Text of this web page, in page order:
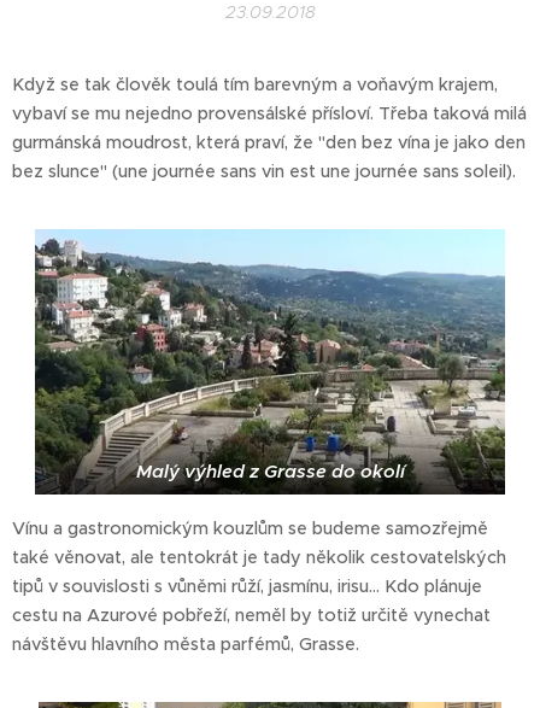
23.09.2018
Když se tak člověk toulá tím barevným a voňavým krajem,
vybaví se mu nejedno provensálské přísloví. Třeba taková milá
gurmánská moudrost, která praví, že "den bez vína je jako den
bez slunce" (une journée sans vin est une journée sans soleil).
Malý výhled z Grasse do okolí
Vínu a gastronomickým kouzlům se budeme samozřejmě
také věnovat, ale tentokrát je tady několik cestovatelských
tipů v souvislosti s vůněmi růží, jasmínu, irisu... Kdo plánuje
cestu na Azurové pobřeží, neměl by totiž určitě vynechat
návštěvu hlavního města parfémů, Grasse.